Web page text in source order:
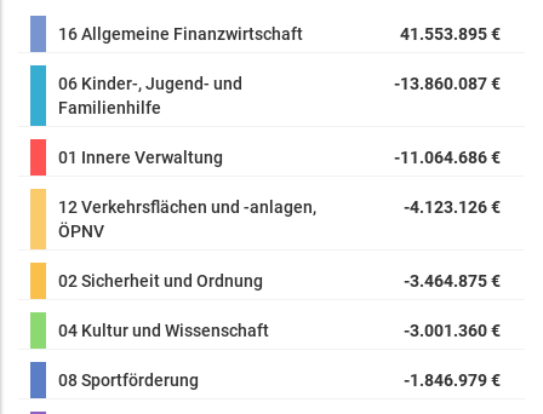
16 Allgemeine Finanzwirtschaft 41.553.895 €
06 Kinder-, Jugend- und
Familienhilfe
-13.860.087 €
01 Innere Verwaltung -11.064.686 €
12 Verkehrsflächen und -anlagen,
ÖPNV
-4.123.126 €
02 Sicherheit und Ordnung -3.464.875 €
04 Kultur und Wissenschaft -3.001.360 €
08 Sportförderung -1.846.979 €